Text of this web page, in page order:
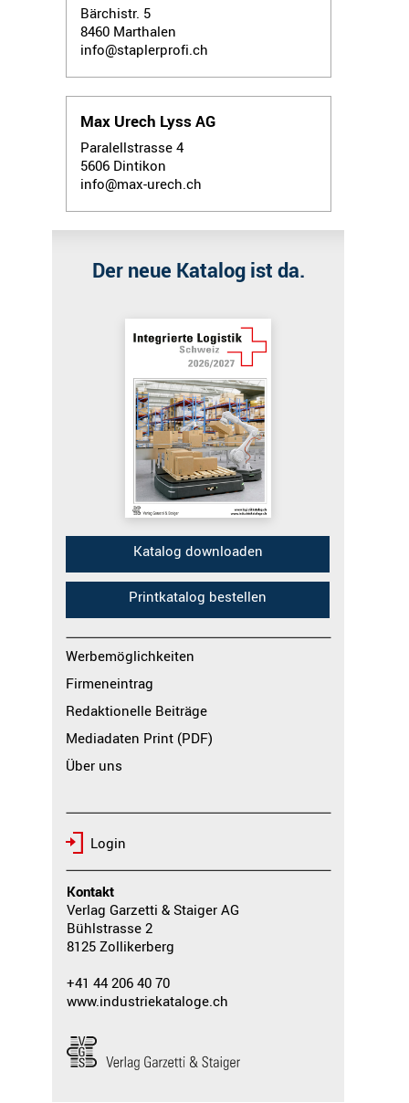
Bärchistr. 5
8460 Marthalen
info@staplerprofi.ch
Max Urech Lyss AG
Paralellstrasse 4
5606 Dintikon
info@max-urech.ch
Katalog downloaden
Printkatalog bestellen
Der neue Katalog ist da.
Werbemöglichkeiten
Firmeneintrag
Redaktionelle Beiträge
Mediadaten Print (PDF)
Über uns
Login
Kontakt
Verlag Garzetti & Staiger AG
Bühlstrasse 2
8125 Zollikerberg
+41 44 206 40 70
www.industriekataloge.ch